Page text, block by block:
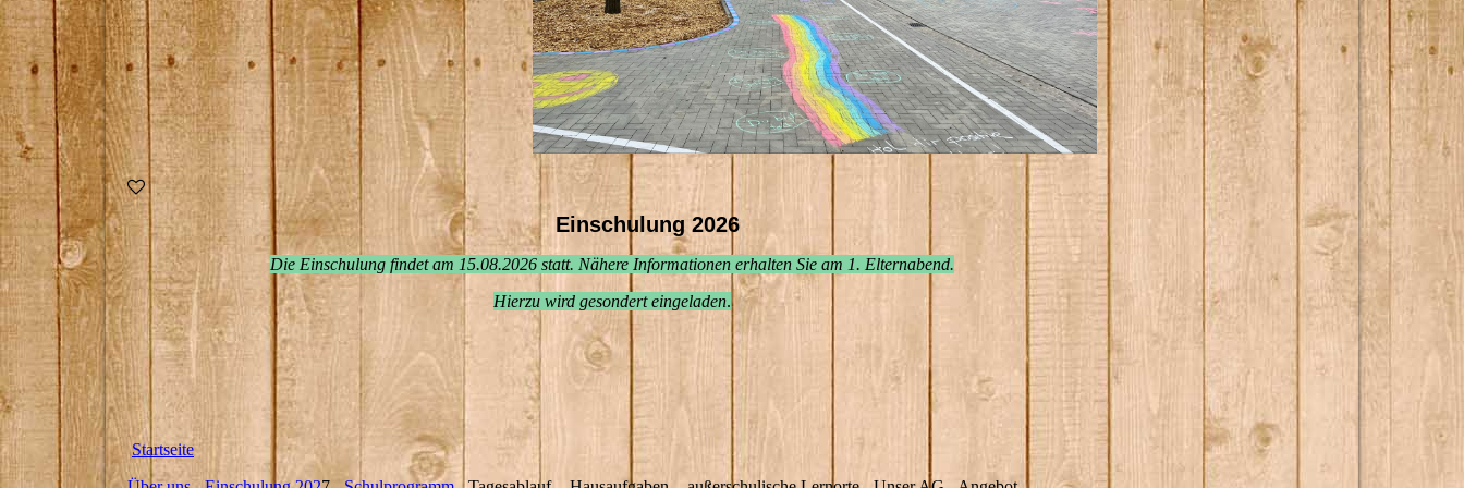
Einschulung 2026
Die Einschulung findet am 15.08.2026 statt. Nähere Informationen erhalten Sie am 1. Elternabend.
Hierzu wird gesondert eingeladen.
Startseite